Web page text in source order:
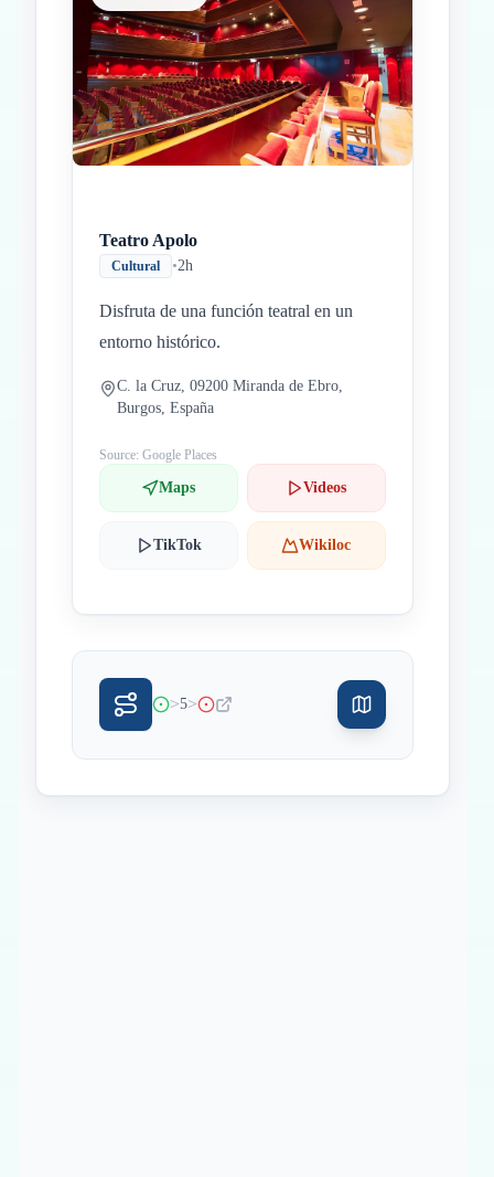
Teatro Apolo
Cultural •2h
Disfruta de una función teatral en un
entorno histórico.
C. la Cruz, 09200 Miranda de Ebro,
Burgos, España
Source: Google Places
Maps Videos
TikTok Wikiloc
>5>